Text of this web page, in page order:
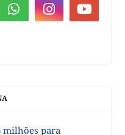
milhões para